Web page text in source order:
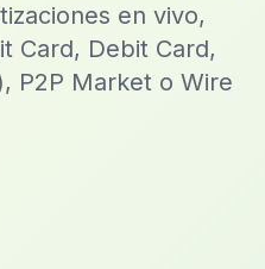
en vivo,
Card, Debit Card,
P2P Market o Wire